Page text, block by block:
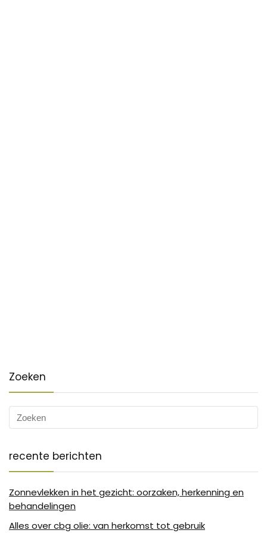
Zoeken
recente berichten
Zonnevlekken in het gezicht: oorzaken, herkenning en
behandelingen
Alles over cbg olie: van herkomst tot gebruik